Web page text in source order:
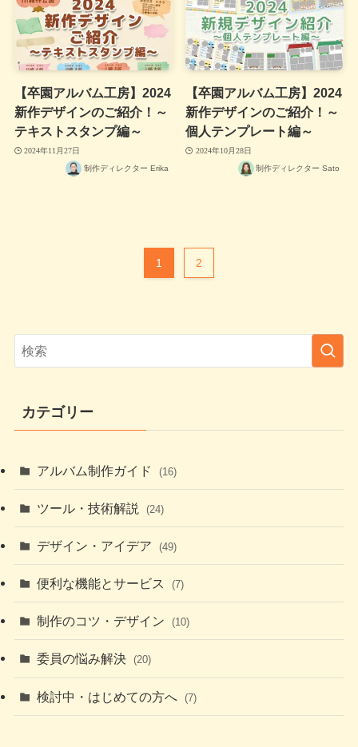
【卒園アルバム工房】2024
新作デザインのご紹介！～
テキストスタンプ編～
2024年11月27日
制作ディレクター Erika
【卒園アルバム工房】2024
新作デザインのご紹介！～
個人テンプレート編～
2024年10月28日
制作ディレクター Sato
1 2
カテゴリー
アルバム制作ガイド (16)
ツール・技術解説 (24)
デザイン・アイデア (49)
便利な機能とサービス (7)
制作のコツ・デザイン (10)
委員の悩み解決 (20)
検討中・はじめての方へ (7)